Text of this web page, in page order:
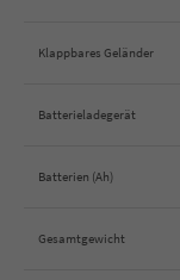
Klappbares Geländer
Batterieladegerät
Batterien (Ah)
Gesamtgewicht